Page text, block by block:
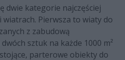
dwie kategorie najczęściej
Pierwsza to wiaty do
z zabudową
sztuk na każde 1000 m²
parterowe obiekty do